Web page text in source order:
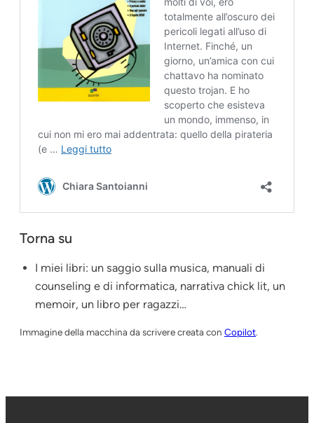
Torna su
I miei libri: un saggio sulla musica, manuali di
counseling e di informatica, narrativa chick lit, un
memoir, un libro per ragazzi…
Immagine della macchina da scrivere creata con Copilot.